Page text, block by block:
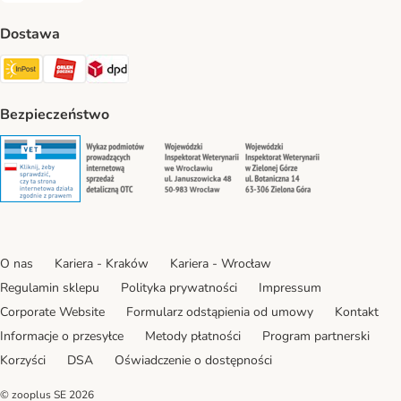
Dostawa
Paczkomat® Shipping Method
ORLEN Paczka Shipping Method
DPD Shipping Method
Bezpieczeństwo
Security Security Security
O nas Kariera - Kraków
Kariera - Wrocław
Regulamin sklepu
Polityka prywatności
Impressum
Corporate Website
Formularz odstąpienia od umowy
Kontakt
Informacje o przesyłce
Metody płatności
Program partnerski
Korzyści
DSA Oświadczenie o dostępności
© zooplus SE 2026